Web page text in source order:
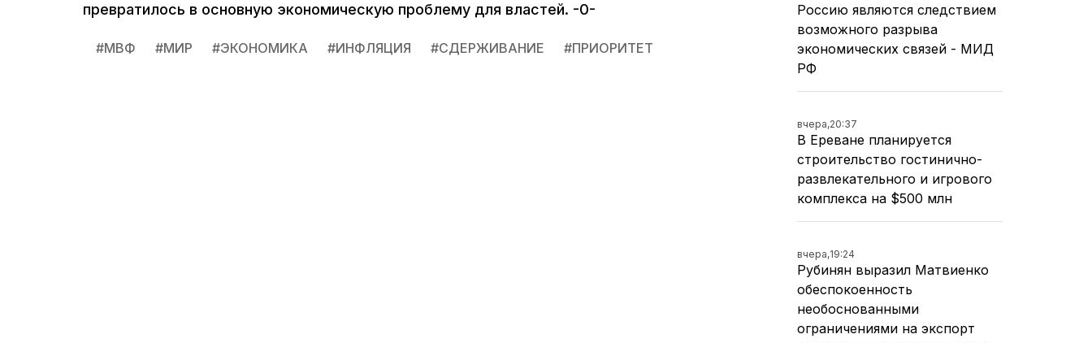
превратилось в основную экономическую проблему для властей. -0-
#МВФ #МИР #ЭКОНОМИКА #ИНФЛЯЦИЯ #СДЕРЖИВАНИЕ #ПРИОРИТЕТ
Россию являются следствием
возможного разрыва
экономических связей - МИД
РФ
вчера,20:37
В Ереване планируется
строительство гостинично-
развлекательного и игрового
комплекса на $500 млн
вчера,19:24
Рубинян выразил Матвиенко
обеспокоенность
необоснованными
ограничениями на экспорт